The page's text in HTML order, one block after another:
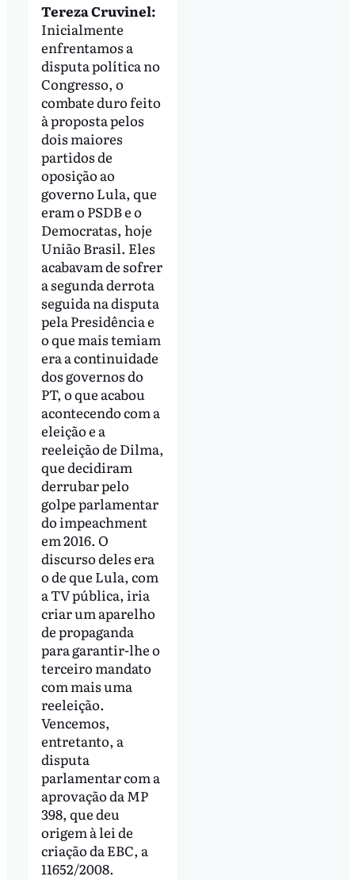
Tereza Cruvinel:
Inicialmente
enfrentamos a
disputa política no
Congresso, o
combate duro feito
à proposta pelos
dois maiores
partidos de
oposição ao
governo Lula, que
eram o PSDB e o
Democratas, hoje
União Brasil. Eles
acabavam de sofrer
a segunda derrota
seguida na disputa
pela Presidência e
o que mais temiam
era a continuidade
dos governos do
PT, o que acabou
acontecendo com a
eleição e a
reeleição de Dilma,
que decidiram
derrubar pelo
golpe parlamentar
do impeachment
em 2016. O
discurso deles era
o de que Lula, com
a TV pública, iria
criar um aparelho
de propaganda
para garantir-lhe o
terceiro mandato
com mais uma
reeleição.
Vencemos,
entretanto, a
disputa
parlamentar com a
aprovação da MP
398, que deu
origem à lei de
criação da EBC, a
11652/2008.